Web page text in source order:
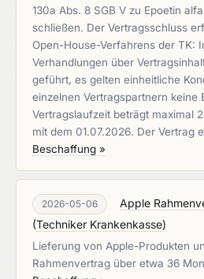
130a Abs. 8 SGB V zu Epoetin
schließen. Der Vertragsschluss
Open-House-Verfahrens der TK:
Verhandlungen über
geführt, es gelten einheitliche
einzelnen Vertragspartnern keine
Vertragslaufzeit beträgt maximal
mit dem 01.07.2026. Der Vertrag
Beschaffung »
2026-05-06
Apple
(Techniker Krankenkasse)
Lieferung von Apple-Produkten
Rahmenvertrag über etwa 36